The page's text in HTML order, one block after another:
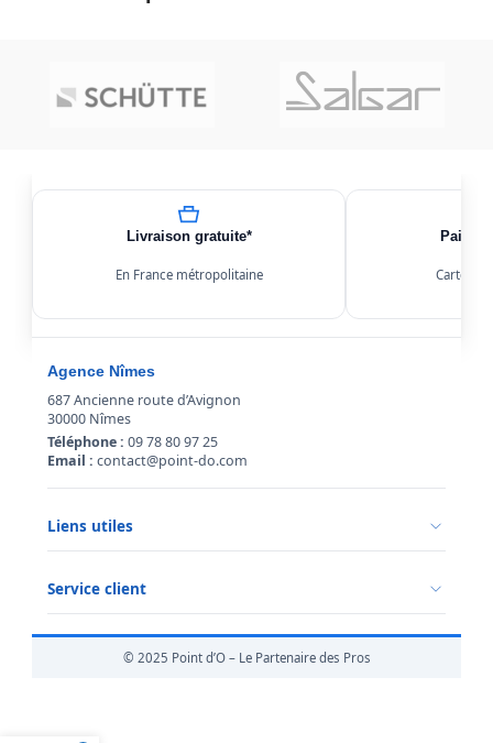
Livraison gratuite*
En France métropolitaine Carte,
Agence Nîmes
687 Ancienne route d’Avignon
30000 Nîmes
Téléphone : 09 78 80 97 25
Email : contact@point-do.com
Liens utiles
Conditions générales de vente
Mentions légales
Service client
Informations livraison© 2025 Point d’O – Le Partenaire des Pros